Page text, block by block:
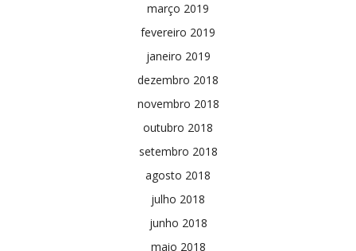
março 2019
fevereiro 2019
janeiro 2019
dezembro 2018
novembro 2018
outubro 2018
setembro 2018
agosto 2018
julho 2018
junho 2018
maio 2018